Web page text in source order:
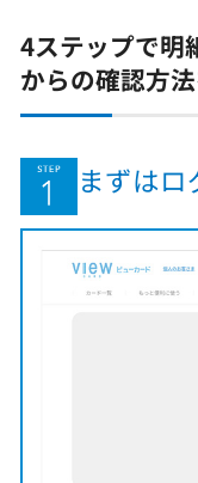
4ステップで明
からの確認方
まずはロ